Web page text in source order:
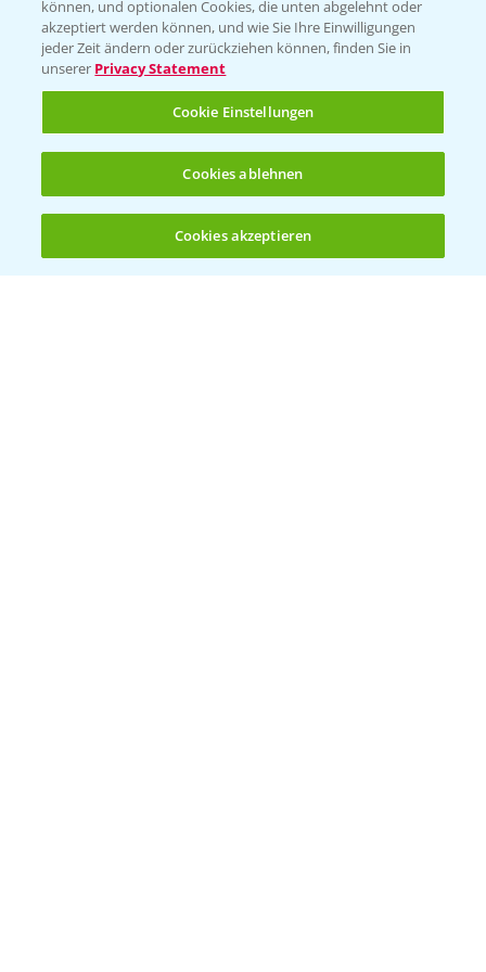
6:11
Standortreport Einbeck - Fungizidstrategien
im Vergleich
(noch 4)
können, und optionalen Cookies, die unten abgelehnt oder
akzeptiert werden können, und wie Sie Ihre Einwilligungen
jeder Zeit ändern oder zurückziehen können, finden Sie in
unserer Privacy Statement
Cookie Einstellungen
Cookies ablehnen
Cookies akzeptieren